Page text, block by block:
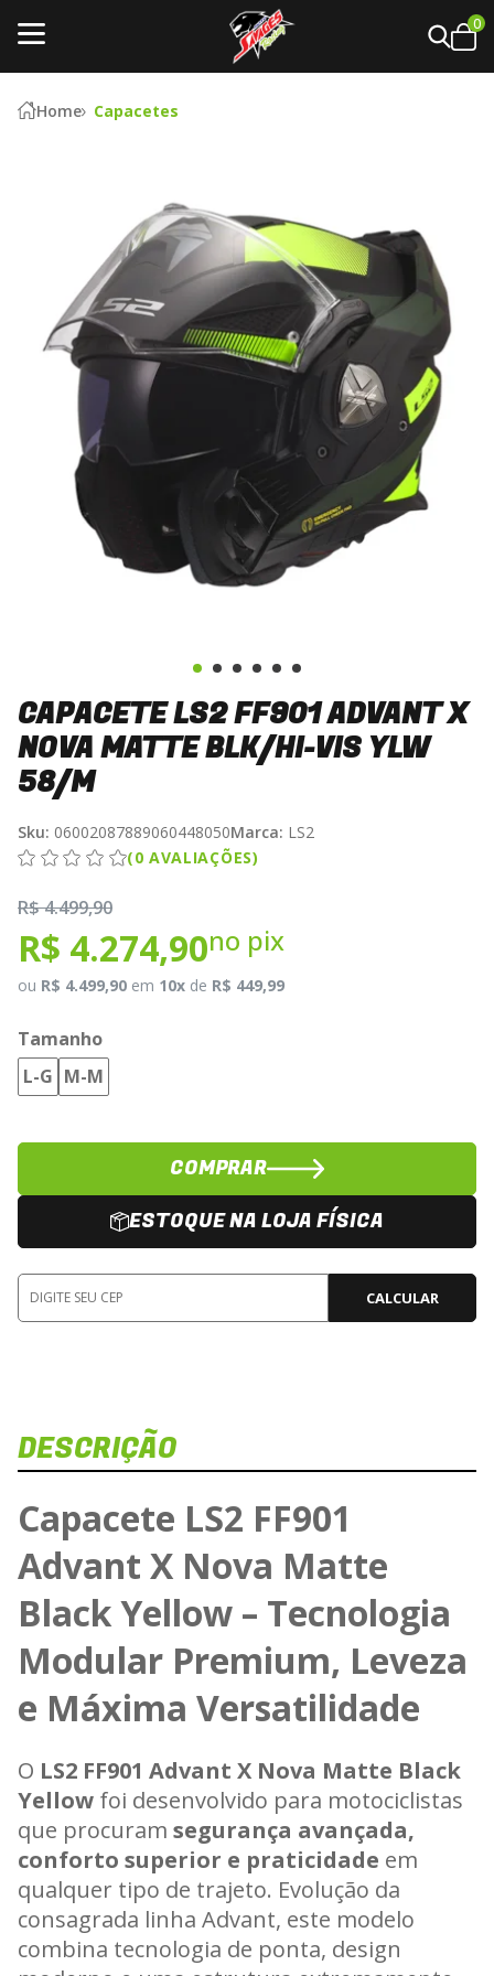
0
Home Capacetes
CAPACETE LS2 FF901 ADVANT X
NOVA MATTE BLK/HI-VIS YLW
58/M
Sku: 06002087889060448050Marca: LS2
(0 AVALIAÇÕES)
R$ 4.499,90
R$ 4.274,90no pix
ou R$ 4.499,90 em 10x de R$ 449,99
Tamanho
L-G M-M
COMPRAR
ESTOQUE NA LOJA FÍSICA
CALCULAR
DESCRIÇÃO
Capacete LS2 FF901
Advant X Nova Matte
Black Yellow – Tecnologia
Modular Premium, Leveza
e Máxima Versatilidade
O LS2 FF901 Advant X Nova Matte Black
Yellow foi desenvolvido para motociclistas
que procuram segurança avançada,
conforto superior e praticidade em
qualquer tipo de trajeto. Evolução da
consagrada linha Advant, este modelo
combina tecnologia de ponta, design